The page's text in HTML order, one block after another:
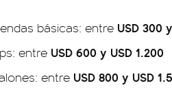
básicas: entre USD 300
entre USD 600 y USD 1.200
entre USD 800 y USD